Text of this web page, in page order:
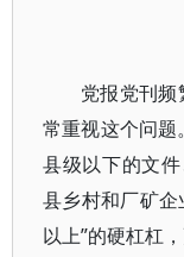
党报党刊
常重视这个问题
县级以下的文
县乡村和厂矿
以上”的硬杠杠